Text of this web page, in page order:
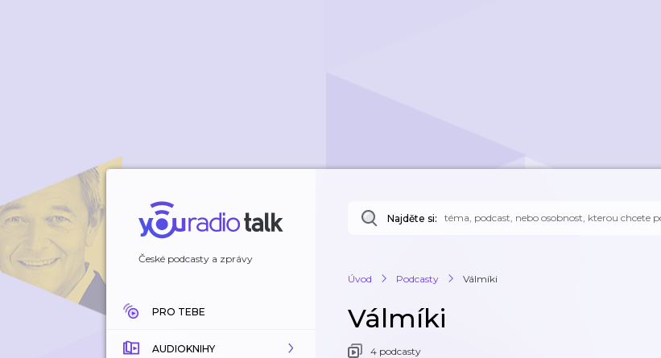
České podcasty a zprávy
PRO TEBE
AUDIOKNIHY
Najděte si:
Úvod Podcasty Válmíki
Válmíki
4 podcasty